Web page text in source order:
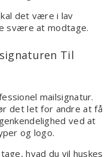
det være i lav
svære at modtage.
Til
mailsignatur.
det let for andre at få
ved at
og logo.
hvad du vil huskes